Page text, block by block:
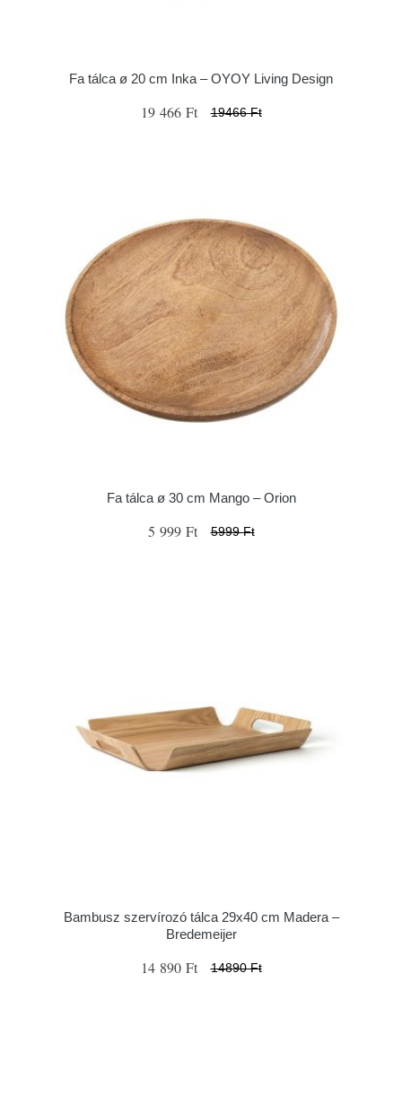
Fa tálca ø 20 cm Inka – OYOY Living Design
19 466 Ft 19466 Ft
Fa tálca ø 30 cm Mango – Orion
5 999 Ft 5999 Ft
Bambusz szervírozó tálca 29x40 cm Madera –
Bredemeijer
14 890 Ft 14890 Ft